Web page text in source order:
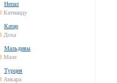
Непал
Катманду
Катар
Доха
Мальдивы
Мале
Турция
Анкара